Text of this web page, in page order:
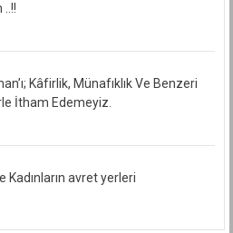
Kâfirlik, Münafıklık Ve Benzeri
İtham Edemeyiz.
Kadınların avret yerleri